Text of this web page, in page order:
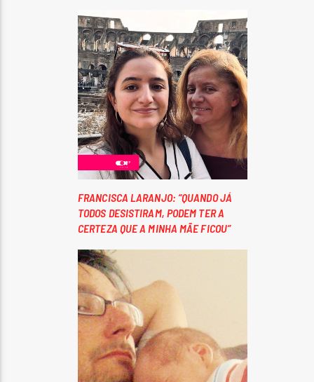
FRANCISCA LARANJO: “QUANDO JÁ
TODOS DESISTIRAM, PODEM TER A
CERTEZA QUE A MINHA MÃE FICOU”